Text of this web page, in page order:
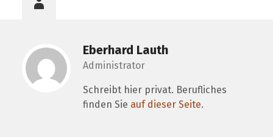
Eberhard Lauth
Administrator
Schreibt hier privat. Berufliches
finden Sie auf dieser Seite.